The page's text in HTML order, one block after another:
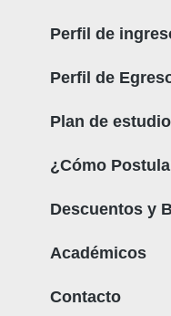
Perfil de
Perfil de
Plan de
¿Cómo
Descuentos y
Académicos
Contacto